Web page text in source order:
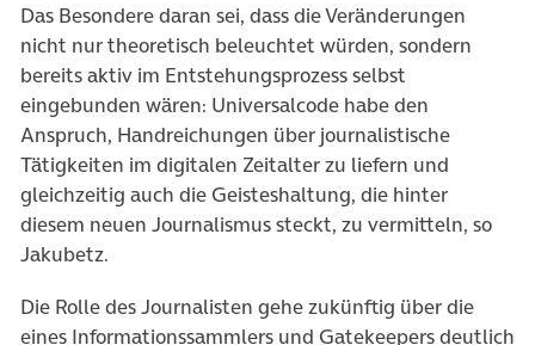
Das Besondere daran sei, dass die Veränderungen
nicht nur theoretisch beleuchtet würden, sondern
bereits aktiv im Entstehungsprozess selbst
eingebunden wären: Universalcode habe den
Anspruch, Handreichungen über journalistische
Tätigkeiten im digitalen Zeitalter zu liefern und
gleichzeitig auch die Geisteshaltung, die hinter
diesem neuen Journalismus steckt, zu vermitteln, so
Jakubetz.
Die Rolle des Journalisten gehe zukünftig über die
eines Informationssammlers und Gatekeepers deutlich